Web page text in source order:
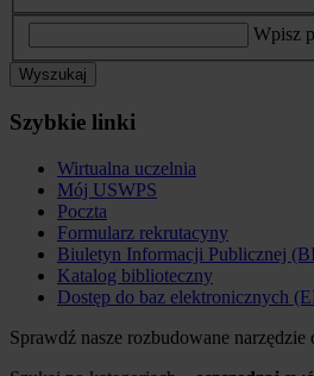
Wpisz
Wyszukaj
Szybkie linki
Wirtualna uczelnia
Mój USWPS
Poczta
Formularz rekrutacyny
Biuletyn Informacji Publicznej
Katalog biblioteczny
Dostęp do baz elektronicznych
Sprawdź nasze rozbudowane